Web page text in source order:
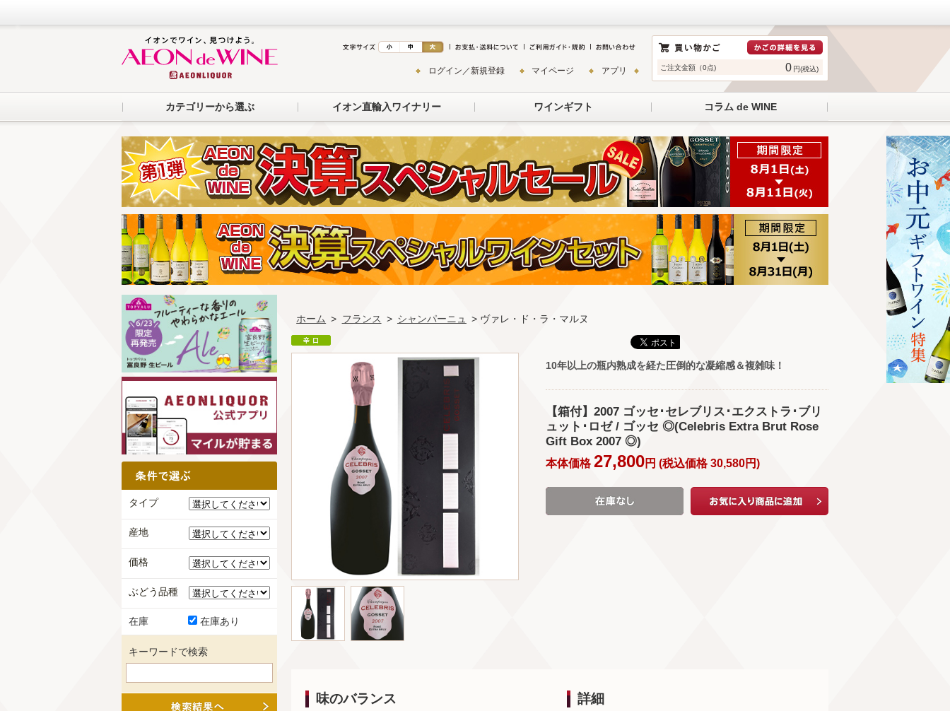
ご注文金額（0点) 0 円(税込)
ログイン／新規登録 マイページ アプリ
カテゴリーから選ぶ イオン直輸入ワイナリー ワインギフト コラム de WINE
ホーム > フランス > シャンパーニュ > ヴァレ・ド・ラ・マルヌ
10年以上の瓶内熟成を経た圧倒的な凝縮感＆複雑味！
【箱付】2007 ゴッセ･セレブリス･エクストラ･ブリ
ュット･ロゼ / ゴッセ ◎(Celebris Extra Brut Rose
Gift Box 2007 ◎)
本体価格27,800円 (税込価格30,580円)
詳細
味のバランス
タイプ
産地
価格
ぶどう品種
在庫 在庫あり
キーワードで検索